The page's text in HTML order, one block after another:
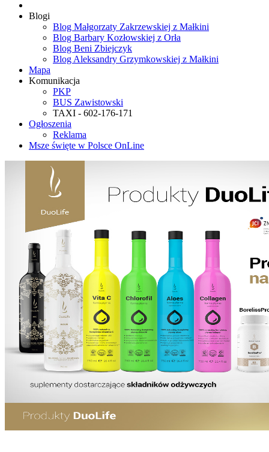
Blogi
Blog Małgorzaty Zakrzewskiej z Małkini
Blog Barbary Kozłowskiej z Orła
Blog Beni Zbiejczyk
Blog Aleksandry Grzymkowskiej z Małkini
Mapa
Komunikacja
PKP
BUS Zawistowski
TAXI - 602-176-171
Ogłoszenia
Reklama
Msze święte w Polsce OnLine